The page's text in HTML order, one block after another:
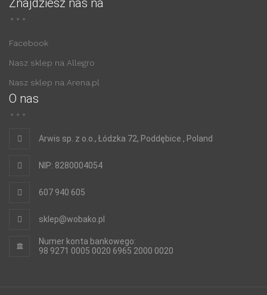
Znajdziesz nas na
Facebook
Nasz sklep na Allegro
Nasz sklep na Arena.pl
O nas
Arwis sp. z o.o., Łódzka 72, Poddębice , Poland
NIP: 8280004054
607 940 605
sklep@wobako.pl
Numer konta bankowego:
98 9271 0005 0020 6965 2000 0020